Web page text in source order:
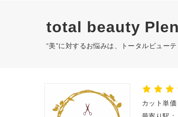
total beauty
“美”に対するお悩みは、トータルビュー
カット単価